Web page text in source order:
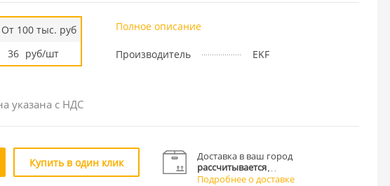
От 100 тыс. руб
36 руб/шт
указана с НДС
Полное описание
Производитель EKF
Купить в один клик
Доставка в ваш город
рассчитывается
Подробнее о доставке